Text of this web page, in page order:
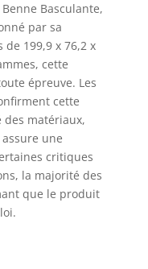
en un jeu
Assistant de
Efficace :
à la
des
à benne
cette
en métal
340 kg
L'épaisseur
latérales
à 10
Basculante,
par sa
de 199,9 x 76,2 x
cette
épreuve. Les
cette
matériaux,
une
critiques
la majorité des
que le produit